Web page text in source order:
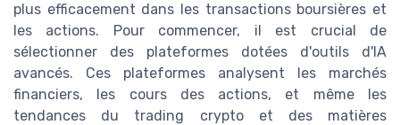
plus efficacement dans les transactions boursières et
les actions. Pour commencer, il est crucial de
sélectionner des plateformes dotées d'outils d'IA
avancés. Ces plateformes analysent les marchés
financiers, les cours des actions, et même les
tendances du trading crypto et des matières